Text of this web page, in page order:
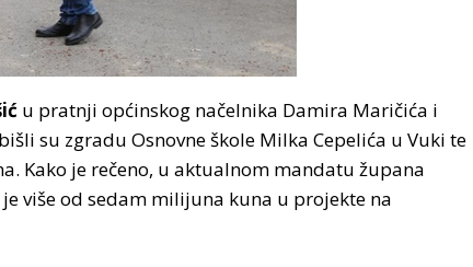
u pratnji općinskog načelnika Damira Maričića i
su zgradu Osnovne škole Milka Cepelića u Vuki te
Kako je rečeno, u aktualnom mandatu župana
više od sedam milijuna kuna u projekte na